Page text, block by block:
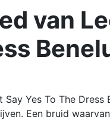
van
Yes To The Dress
Een bruid